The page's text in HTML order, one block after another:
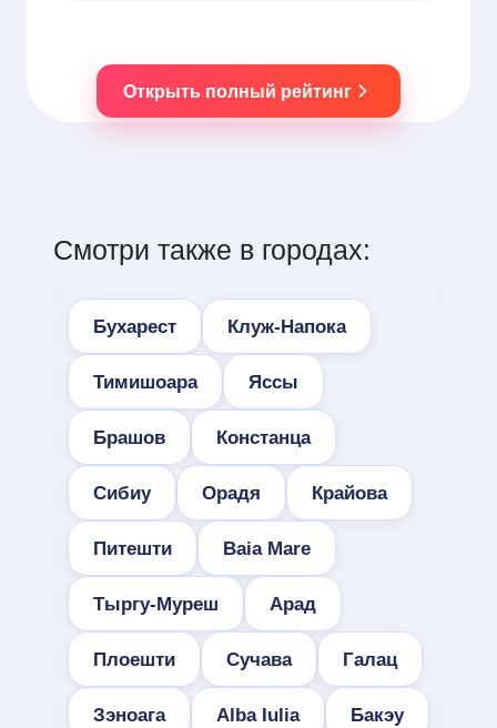
Открыть полный рейтинг
Смотри также в городах:
Бухарест Клуж-Напока
Тимишоара Яссы
Брашов Констанца
Сибиу Орадя Крайова
Питешти Baia Mare
Тыргу-Муреш Арад
Плоешти Сучава Галац
Зэноага Alba Iulia Бакэу